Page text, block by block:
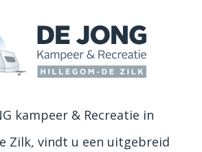
kampeer & Recreatie in
Zilk, vindt u een uitgebreid